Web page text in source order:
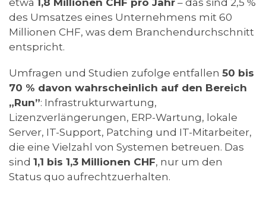
des Umsatzes eines Unternehmens mit 60
Millionen CHF, was dem Branchendurchschnitt
entspricht.
Umfragen und Studien zufolge entfallen 50 bis
70 % davon wahrscheinlich auf den Bereich
„Run”: Infrastrukturwartung,
Lizenzverlängerungen, ERP-Wartung, lokale
Server, IT-Support, Patching und IT-Mitarbeiter,
die eine Vielzahl von Systemen betreuen. Das
sind 1,1 bis 1,3 Millionen CHF, nur um den
Status quo aufrechtzuerhalten.